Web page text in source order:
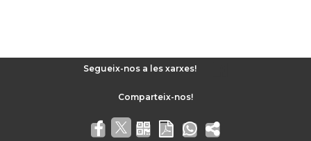
Segueix-nos a les xarxes!